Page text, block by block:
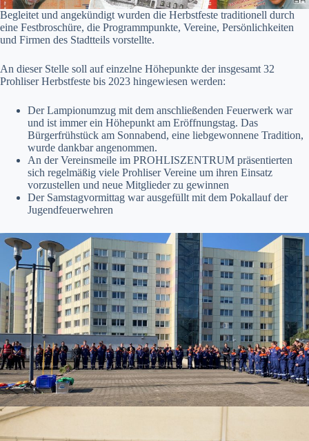
Begleitet und angekündigt wurden die Herbstfeste traditionell durch
eine Festbroschüre, die Programmpunkte, Vereine, Persönlichkeiten
und Firmen des Stadtteils vorstellte.
An dieser Stelle soll auf einzelne Höhepunkte der insgesamt 32
Prohliser Herbstfeste bis 2023 hingewiesen werden:
Der Lampionumzug mit dem anschließenden Feuerwerk war
und ist immer ein Höhepunkt am Eröffnungstag. Das
Bürgerfrühstück am Sonnabend, eine liebgewonnene Tradition,
wurde dankbar angenommen.
An der Vereinsmeile im PROHLISZENTRUM präsentierten
sich regelmäßig viele Prohliser Vereine um ihren Einsatz
vorzustellen und neue Mitglieder zu gewinnen
Der Samstagvormittag war ausgefüllt mit dem Pokallauf der
Jugendfeuerwehren